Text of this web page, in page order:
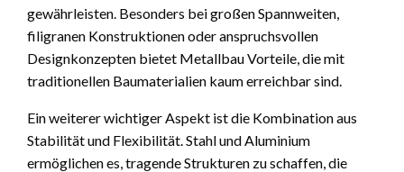
gewährleisten. Besonders bei großen Spannweiten,
filigranen Konstruktionen oder anspruchsvollen
Designkonzepten bietet Metallbau Vorteile, die mit
traditionellen Baumaterialien kaum erreichbar sind.
Ein weiterer wichtiger Aspekt ist die Kombination aus
Stabilität und Flexibilität. Stahl und Aluminium
ermöglichen es, tragende Strukturen zu schaffen, die